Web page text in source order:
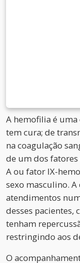
A hemofilia é uma
tem cura; de
na coagulação
de um dos
A ou fator IX-
sexo masculino.
atendimentos
desses
tenham
restringindo aos
O